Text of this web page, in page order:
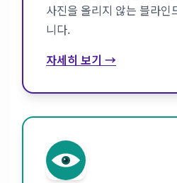
사진을 올리지 않는 블라인
니다.
자세히 보기 →